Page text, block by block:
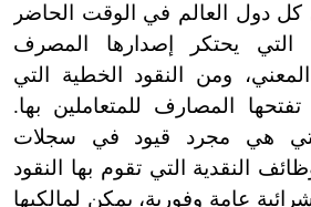
كل دول العالم في الوقت الحاضر
التي يحتكر إصدارها المصرف
ومن النقود الخطية التي
المصارف للمتعاملين بها.
هي مجرد قيود في سجلات
النقدية التي تقوم بها النقود
عامة وفورية، يمكن لمالكيها